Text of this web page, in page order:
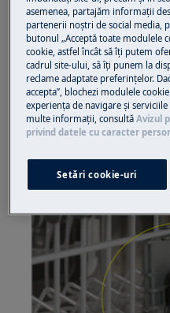
mijloc, tava pentru
mijloc și tava pentru
Următorii pași sunt
mijloc și tava pentru
Coșul se demontează
trebuie să rotiți
asemenea, partajăm informaţii
partenerii noștri de social media,
butonul „Acceptă toate modulele
cookie, astfel încât să îţi putem
cadrul site-ului, să îţi punem la
reclame adaptate preferinţelor.
accepta”, blochezi modulele
experienţa de navigare și
multe informaţii, consultăAvizul
privind datele cu caracter
Setări cookie-uri